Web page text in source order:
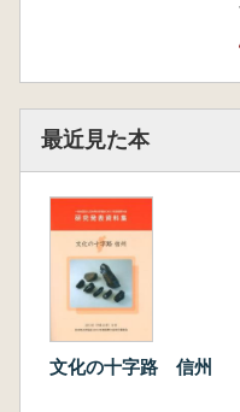
松本市下神遺跡
幸
古代信濃の土師
信濃の須恵器生
信濃国で発見され
像 原 明芳
最近見た本
文化の十字路 信州